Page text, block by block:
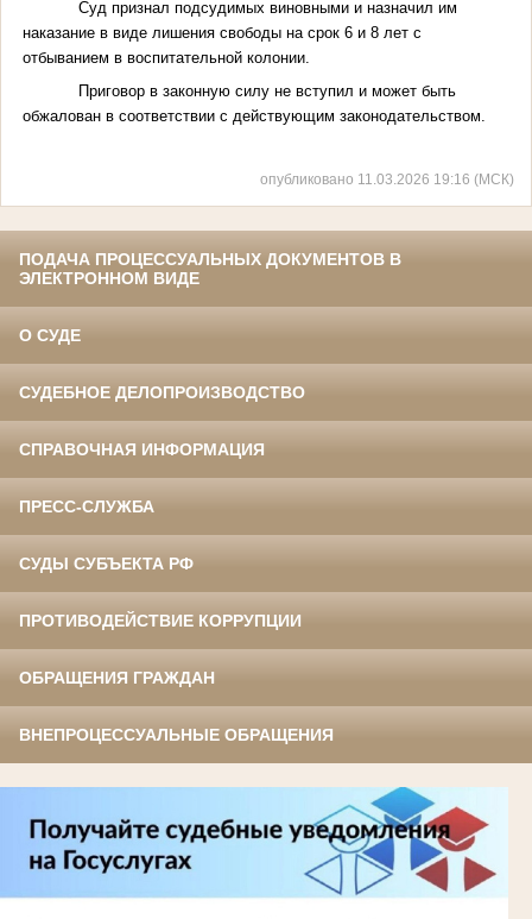
Суд признал подсудимых виновными и назначил им
наказание в виде лишения свободы на срок 6 и 8 лет с
отбыванием в воспитательной колонии.
Приговор в законную силу не вступил и может быть
обжалован в соответствии с действующим законодательством.
опубликовано 11.03.2026 19:16 (МСК)
ПОДАЧА ПРОЦЕССУАЛЬНЫХ ДОКУМЕНТОВ В
ЭЛЕКТРОННОМ ВИДЕ
О СУДЕ
СУДЕБНОЕ ДЕЛОПРОИЗВОДСТВО
СПРАВОЧНАЯ ИНФОРМАЦИЯ
ПРЕСС-СЛУЖБА
СУДЫ СУБЪЕКТА РФ
ПРОТИВОДЕЙСТВИЕ КОРРУПЦИИ
ОБРАЩЕНИЯ ГРАЖДАН
ВНЕПРОЦЕССУАЛЬНЫЕ ОБРАЩЕНИЯ